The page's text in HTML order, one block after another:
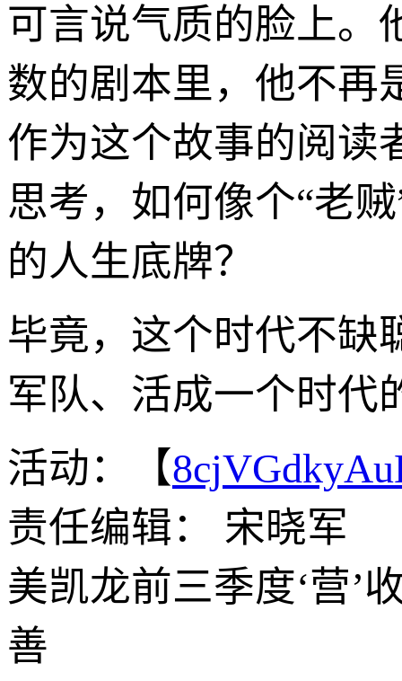
可言说气质的脸上。
数的剧本里，他不再
作为这个故事的阅读
思考，如何像个“老
的人生底牌？
毕竟，这个时代不缺
军队、活成一个时代
活动：【
责任编辑： 宋晓军
美凯龙前三季度‘营’
善